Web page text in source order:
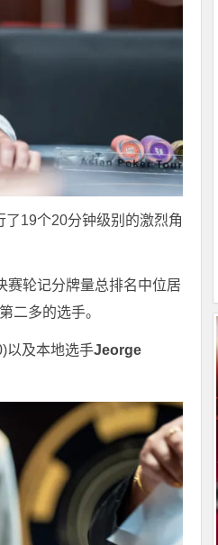
19个20分钟级别的激烈角
赛轮记分牌量总排名中位居
二多的选手。
以及本地选手Jeorge